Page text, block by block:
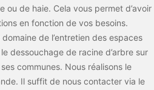
ou de haie. Cela vous permet d’avoir
en fonction de vos besoins.
de l’entretien des espaces
dessouchage de racine d’arbre sur
communes. Nous réalisons le
Il suffit de nous contacter via le